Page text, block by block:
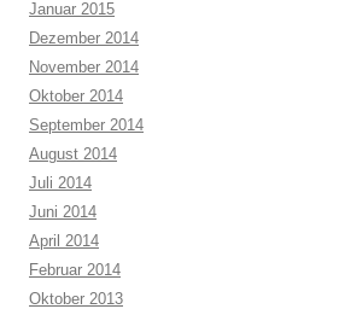
Januar 2015
Dezember 2014
November 2014
Oktober 2014
September 2014
August 2014
Juli 2014
Juni 2014
April 2014
Februar 2014
Oktober 2013